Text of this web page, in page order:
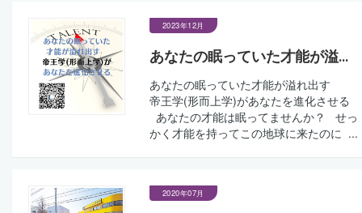
2023年12月
あなたの眠っていた才能が溢...
あなたの眠っていた才能が溢れ出す
帝王学(形而上学)があなたを進化させる
あなたの才能は眠ってませんか？ せっ
かく才能を持ってこの地球に来たのに ...
2020年07月